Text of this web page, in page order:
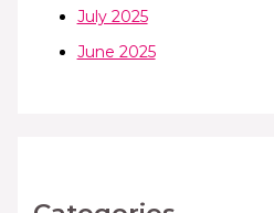
July 2025
June 2025